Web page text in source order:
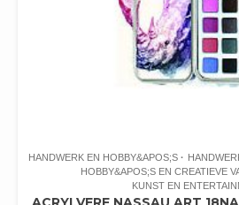
HANDWERK EN HOBBY&APOS;S
HOBBY&APOS;S EN CREATIEVE
KUNST EN